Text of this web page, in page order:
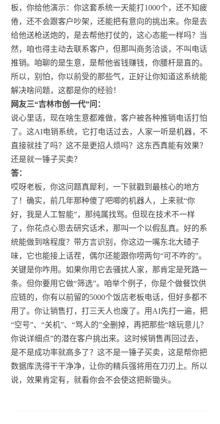
板，你给他演示：你这套系统一天能打1000个，还不知疲
倦，还不会跟客户吵架，还能把有意向的挑出来。你是去
给他送枪送炮的，是去帮他打仗的，这心态能一样吗？当
然，咱也得主动去联系客户，但那叫商务洽谈，不叫电话
推销。咱聊的是生意，是帮他省钱赚钱，你腰杆是直的。
所以，别怕，你以前受的那些气，正好让你知道这系统能
解决啥问题，这都是你的经验！
网友三“吉林市创一代”问：
说心里话，现在啥生意都难做，客户被各种推销电话打怕
了。这AI电销系统，它打电话过去，人家一听是机器，不
直接就挂了吗？这不是更招人烦吗？这东西真能有效果？
还是就一锤子买卖？
答：
哎呀老板，你这问题真犀利，一下就戳到最核心的地方
了！确实，前几年那种傻了吧唧的机器人，上来就“你
好，我是人工智能”，那纯属找骂。但现在技术不一样
了，你花点心思去研究话术，那叫一个以假乱真。好的系
统能做到啥程度？带方言识别，你这边一嘴东北大碴子
味，它也能接上话茬，偶尔还能跟你唠两句“可不咋的”。
关键是你咋用。如果你用它去骚扰人家，那肯定是死路一
条。但你要用它做“筛选”。咱举个例子，你是个做餐饮供
应链的，你有以前留的5000个饭店老板电话，但好多都不
用了。你让销售打，打三天人也废了。用AI先打一遍，把
“空号”、“关机”、“骂人的”全删掉，再把那些“啥玩意儿？
你说详细点”的潜在客户挑出来。这时候销售再回过去，
是不是成功率就高多了？这不是一锤子买卖，这是帮你把
数据库洗得干干净净，让你的精兵强将用在刀刃上。所以
说，效果肯定有，就看你会不会使这把新锄头。